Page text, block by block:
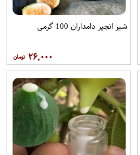
شیر انجیر دامداران 100 گرمی
۲۶,۰۰۰